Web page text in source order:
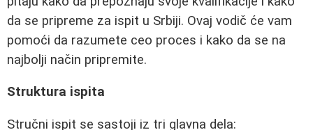
da se pripreme za ispit u Srbiji. Ovaj vodič će vam
pomoći da razumete ceo proces i kako da se na
najbolji način pripremite.
Struktura ispita
Stručni ispit se sastoji iz tri glavna dela: